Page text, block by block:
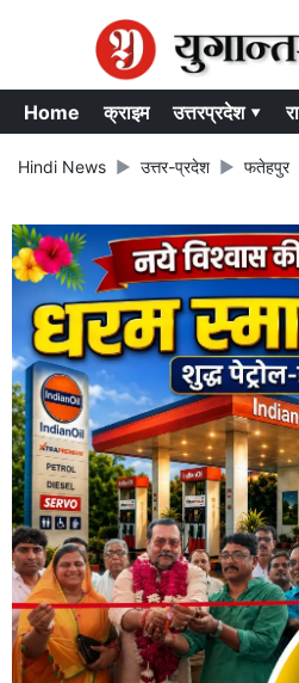
Home क्राइम उत्तरप्रदेश ▾
Hindi News उत्तर-प्रदेश फतेहपुर